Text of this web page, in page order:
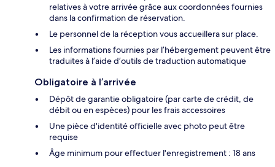
relatives à votre arrivée grâce aux coordonnées fournies
dans la confirmation de réservation.
Le personnel de la réception vous accueillera sur place.
Les informations fournies par l’hébergement peuvent être
traduites à l’aide d’outils de traduction automatique
Obligatoire à l’arrivée
Dépôt de garantie obligatoire (par carte de crédit, de
débit ou en espèces) pour les frais accessoires
Une pièce d'identité officielle avec photo peut être
requise
Âge minimum pour effectuer l'enregistrement : 18 ans